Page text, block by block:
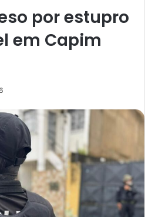
por estupro
em Capim